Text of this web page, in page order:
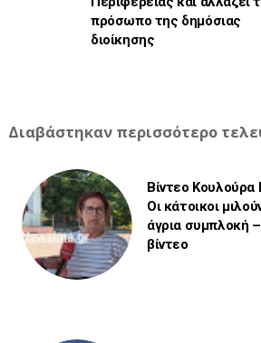
πρόσωπο της δημόσιας
διοίκησης
Διαβάστηκαν περισσότερο
Βίντεο Κουλούρα
Οι κάτοικοι
άγρια συμπλοκή
βίντεο